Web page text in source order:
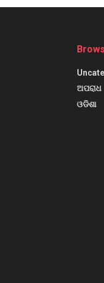
ଅପରାଧ
ଓଡିଶା